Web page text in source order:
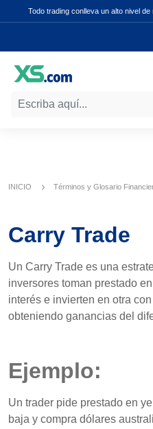
Todo trading conlleva un alto nivel
INICIO Términos y Glosario
Carry Trade
Un Carry Trade es una
inversores toman prestado
interés e invierten en otra
obteniendo ganancias del
Ejemplo:
Un trader pide prestado en
baja y compra dólares